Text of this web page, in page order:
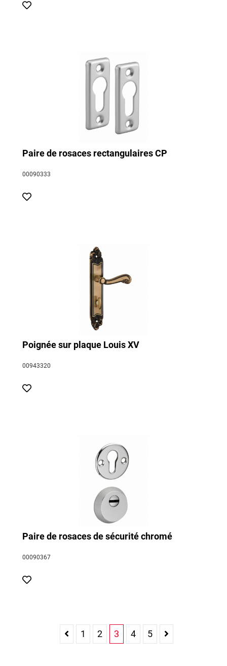
Paire de rosaces rectangulaires CP
00090333
Poignée sur plaque Louis XV
00943320
Paire de rosaces de sécurité chromé
00090367
1 2 3 4 5